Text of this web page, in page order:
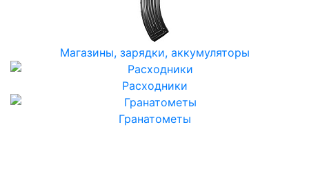
Магазины, зарядки, аккумуляторы
Расходники
Гранатометы